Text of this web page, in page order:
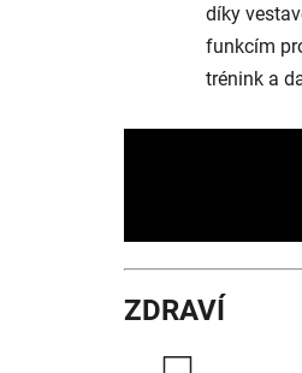
díky
funkcím
trénink a
ZDRAVÍ